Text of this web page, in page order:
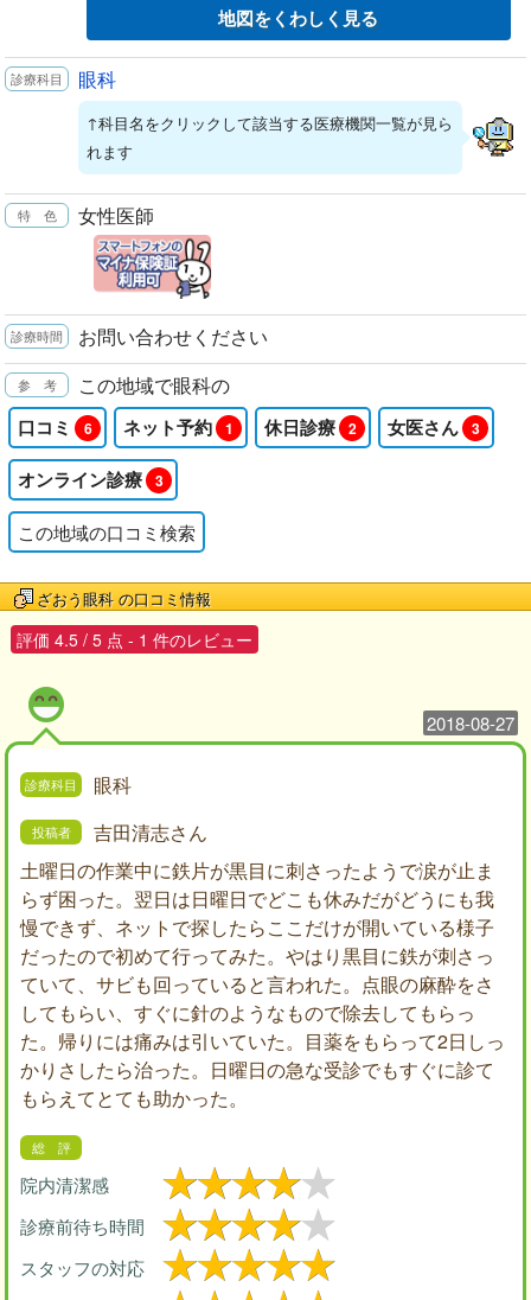
地図をくわしく見る
眼科
↑科目名をクリックして該当する医療機関一覧が見ら
れます
女性医師
お問い合わせください
この地域で眼科の
口コミ 6 ネット予約 1 休日診療 2 女医さん 3
オンライン診療 3
この地域の口コミ検索
ざおう眼科の口コミ情報
評価 4.5 / 5 点 - 1 件のレビュー
2018-08-27
眼科
吉田清志さん
土曜日の作業中に鉄片が黒目に刺さったようで涙が止ま
らず困った。翌日は日曜日でどこも休みだがどうにも我
慢できず、ネットで探したらここだけが開いている様子
だったので初めて行ってみた。やはり黒目に鉄が刺さっ
ていて、サビも回っていると言われた。点眼の麻酔をさ
してもらい、すぐに針のようなもので除去してもらっ
た。帰りには痛みは引いていた。目薬をもらって2日しっ
かりさしたら治った。日曜日の急な受診でもすぐに診て
もらえてとても助かった。
院内清潔感
診療前待ち時間
スタッフの対応